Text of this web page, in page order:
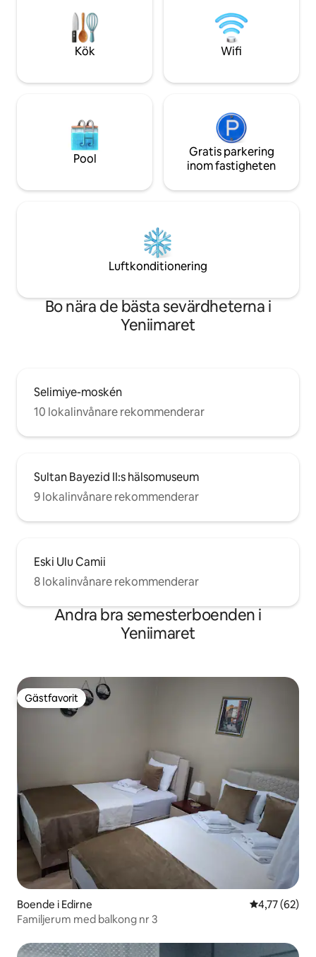
den perfekta platsen för att koppla av,
njuta av en kaffe och varva ner efter en
dag i staden.
byggnad, på 1:a
Kök Wifi
Pool
Gratis parkering
inom fastigheten
Luftkonditionering
Bo nära de bästa sevärdheterna i
Yeniimaret
Selimiye-moskén
10 lokalinvånare rekommenderar
Sultan Bayezid II:s hälsomuseum
9 lokalinvånare rekommenderar
Eski Ulu Camii
8 lokalinvånare rekommenderar
Andra bra semesterboenden i
Yeniimaret
Gästfavorit
Gästfavorit
Boende i Edirne 4,77 av 5 i
4,77 (62)
Familjerum med balkong nr 3